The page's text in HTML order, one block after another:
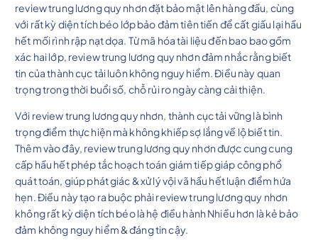
review trung lương quy nhơn đặt bảo mật lên hàng đầu, cùng
với rất kỳ diện tích béo lớp bảo đảm tiên tiến để cất giấu lại hầu
hết mối rình rập nạt dọa. Từ mã hóa tài liệu đến bao bao gồm
xác hai lớp, review trung lương quy nhơn đảm nhắc rằng biết
tin của thành cục tải luôn không nguy hiểm. Điều này quan
trọng trong thời buổi số, chỗ rủi ro ngày càng cải thiện.
Với review trung lương quy nhơn, thành cục tải vững là bình
trọng điểm thực hiện mà không khiếp sợ lắng về lộ biết tin.
Thêm vào đây, review trung lương quy nhơn được cung cung
cấp hầu hết phép tắc hoạch toán giám tiếp giáp công phổ
quát toán, giúp phát giác & xử lý vội vã hầu hết luận điểm hứa
hẹn. Điều này tạo ra buộc phải review trung lương quy nhơn
không rất kỳ diện tích béo là hệ điều hành Nhiều hơn là kẻ bảo
đảm không nguy hiểm & đáng tin cậy.